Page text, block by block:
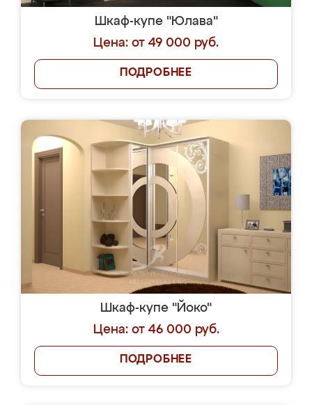
Шкаф-купе "Юлава"
Цена: от 49 000 руб.
ПОДРОБНЕЕ
Шкаф-купе "Йоко"
Цена: от 46 000 руб.
ПОДРОБНЕЕ